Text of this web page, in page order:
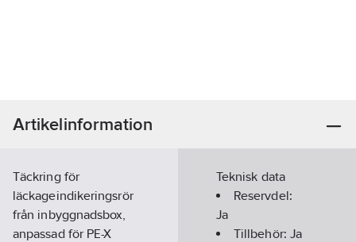
Artikelinformation
Täckring för
läckageindikeringsrör
från inbyggnadsbox,
anpassad för PE-X
Teknisk data
Reservdel:
Ja
Tillbehör: Ja